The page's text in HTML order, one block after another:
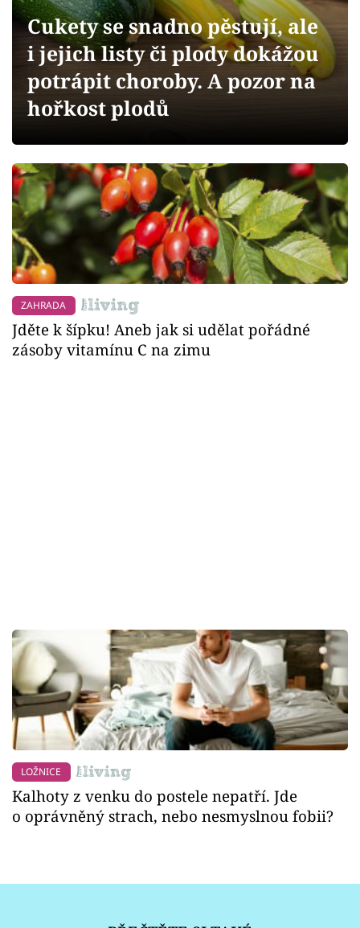
Přihlášení
Sledujte nás
Cukety se snadno pěstují, ale
i jejich listy či plody dokážou
potrápit choroby. A pozor na
hořkost plodů
ZAHRADA
Jděte k šípku! Aneb jak si udělat pořádné
zásoby vitamínu C na zimu
LOŽNICE
Kalhoty z venku do postele nepatří. Jde
o oprávněný strach, nebo nesmyslnou fobii?